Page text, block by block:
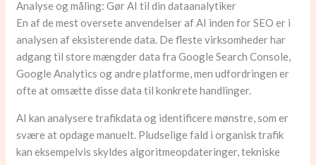
Analyse og måling: Gør AI til din dataanalytiker
En af de mest oversete anvendelser af AI inden for SEO er i
analysen af eksisterende data. De fleste virksomheder har
adgang til store mængder data fra Google Search Console,
Google Analytics og andre platforme, men udfordringen er
ofte at omsætte disse data til konkrete handlinger.
AI kan analysere trafikdata og identificere mønstre, som er
svære at opdage manuelt. Pludselige fald i organisk trafik
kan eksempelvis skyldes algoritmeopdateringer, tekniske